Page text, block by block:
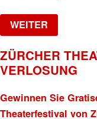
WEITER
ZÜRCHER
VERLOSUNG
Gewinnen Sie
Theaterfestival von